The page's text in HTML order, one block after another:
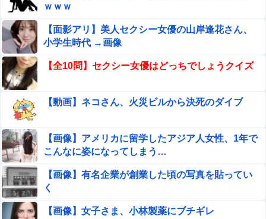
ｗｗｗ
【面影アリ】美人セクシー女優の山岸逢花さん、
小学生時代 →画像
【全10問】セクシー女優はどっちでしょうクイズ
【動画】ネコさん、火災ビルから決死のダイブ
【画像】アメリカに留学したアジア人女性、1年で
こんなに姿になってしまう…
【画像】有名企業が創業した頃の写真を貼ってい
く
【画像】女子さま、小林製薬にブチギレ